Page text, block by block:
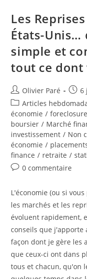
!
Les
États-Unis…
simple et
tout ce dont
Auteur/autrice
de
la
publication :
Olivier Paré
Post6
Post
category:
Articles
économie / foreclosure
boursier / Marché
investissement / Non
économie /
finance / retraite /
Post0 commentaire
L'économie (ou si
les marchés et les
évoluent rapidement,
conseils que j'apporte
façon dont je gère les
que ceux-ci ont dans
tous et chacun, qu'on